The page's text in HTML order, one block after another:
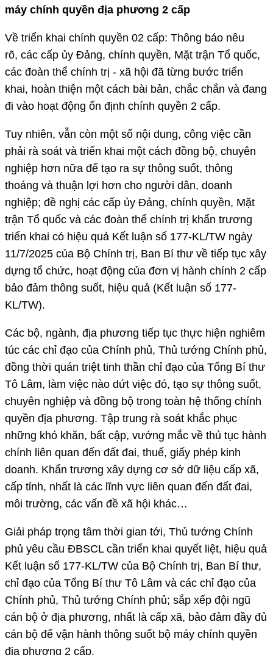
máy chính quyền địa phương 2 cấp
Về triển khai chính quyền 02 cấp: Thông báo nêu
rõ, các cấp ủy Đảng, chính quyền, Mặt trận Tổ quốc,
các đoàn thể chính trị - xã hội đã từng bước triển
khai, hoàn thiện một cách bài bản, chắc chắn và đang
đi vào hoạt động ổn định chính quyền 2 cấp.
Tuy nhiên, vẫn còn một số nội dung, công việc cần
phải rà soát và triển khai một cách đồng bộ, chuyên
nghiệp hơn nữa để tạo ra sự thông suốt, thông
thoáng và thuận lợi hơn cho người dân, doanh
nghiệp; đề nghị các cấp ủy Đảng, chính quyền, Mặt
trận Tổ quốc và các đoàn thể chính trị khẩn trương
triển khai có hiệu quả Kết luận số 177-KL/TW ngày
11/7/2025 của Bộ Chính trị, Ban Bí thư về tiếp tục xây
dựng tổ chức, hoạt động của đơn vị hành chính 2 cấp
bảo đảm thông suốt, hiệu quả (Kết luận số 177-
KL/TW).
Các bộ, ngành, địa phương tiếp tục thực hiện nghiêm
túc các chỉ đạo của Chính phủ, Thủ tướng Chính phủ,
đồng thời quán triệt tinh thần chỉ đạo của Tổng Bí thư
Tô Lâm, làm việc nào dứt việc đó, tạo sự thông suốt,
chuyên nghiệp và đồng bộ trong toàn hệ thống chính
quyền địa phương. Tập trung rà soát khắc phục
những khó khăn, bất cập, vướng mắc về thủ tục hành
chính liên quan đến đất đai, thuế, giấy phép kinh
doanh. Khẩn trương xây dựng cơ sở dữ liệu cấp xã,
cấp tỉnh, nhất là các lĩnh vực liên quan đến đất đai,
môi trường, các vấn đề xã hội khác…
Giải pháp trọng tâm thời gian tới, Thủ tướng Chính
phủ yêu cầu ĐBSCL cần triển khai quyết liệt, hiệu quả
Kết luận số 177-KL/TW của Bộ Chính trị, Ban Bí thư,
chỉ đạo của Tổng Bí thư Tô Lâm và các chỉ đạo của
Chính phủ, Thủ tướng Chính phủ; sắp xếp đội ngũ
cán bộ ở địa phương, nhất là cấp xã, bảo đảm đầy đủ
cán bộ để vận hành thông suốt bộ máy chính quyền
địa phương 2 cấp.